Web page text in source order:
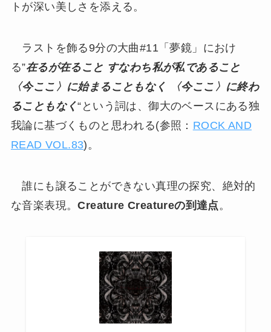
トが深い美しさを添える。
ラストを飾る9分の大曲#11「夢鏡」におけ
る”在るが在ること すなわち私が私であること
〈今ここ〉に始まることもなく 〈今ここ〉に終わ
ることもなく“という詞は、御大のベースにある独
我論に基づくものと思われる(参照： ROCK AND
READ VOL.83)。
誰にも譲ることができない真理の探究、絶対的
な音楽表現。Creature Creatureの到達点 。